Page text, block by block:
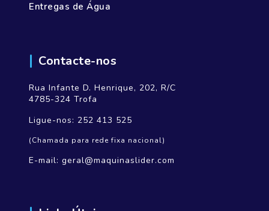
Entregas de Água
Contacte-nos
Rua Infante D. Henrique, 202, R/C
4785-324 Trofa
Ligue-nos: 252 413 525
(Chamada para rede fixa nacional)
E-mail: geral@maquinaslider.com